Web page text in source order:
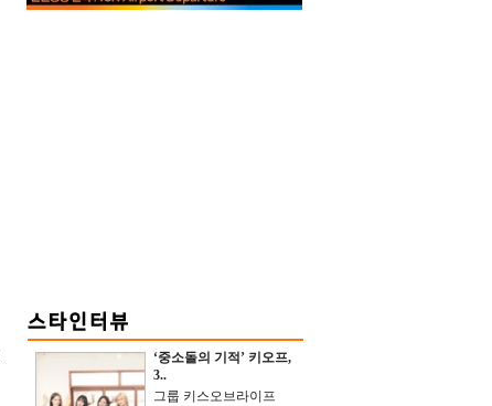
‘중소돌의 기적’ 키오프,
3..
그룹 키스오브라이프